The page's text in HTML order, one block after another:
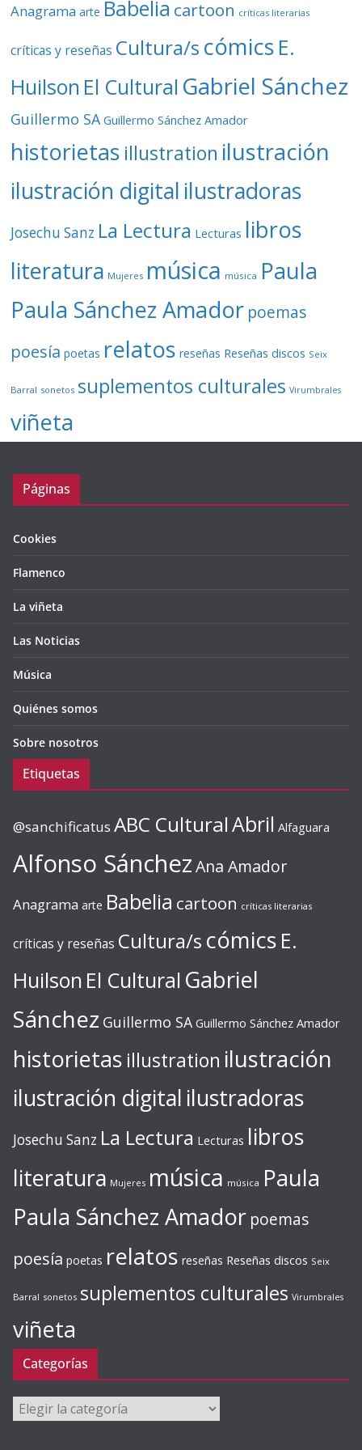
Anagrama arte Babelia cartoon críticas literarias
críticas y reseñas Cultura/s cómics E.
Huilson El Cultural Gabriel Sánchez
Guillermo SA Guillermo Sánchez Amador
historietas illustration ilustración
ilustración digital ilustradoras
Josechu Sanz La Lectura Lecturas libros
literatura Mujeres música música Paula
Paula Sánchez Amador poemas
poesía poetas relatos reseñas Reseñas discos Seix
Barral sonetos suplementos culturales Virumbrales
viñeta
Páginas
Cookies
Flamenco
La viñeta
Las Noticias
Música
Quiénes somos
Sobre nosotros
Etiquetas
@sanchificatus ABC CulturalAbril Alfaguara
Alfonso SánchezAna Amador
Anagrama arte Babelia cartoon críticas literarias
críticas y reseñas Cultura/s cómics E.
Huilson El Cultural Gabriel
Sánchez Guillermo SA Guillermo Sánchez Amador
historietas illustration ilustración
ilustración digital ilustradoras
Josechu Sanz La Lectura Lecturas libros
literatura Mujeres música música Paula
Paula Sánchez Amador poemas
poesía poetas relatos reseñas Reseñas discos Seix
Barral sonetos suplementos culturales Virumbrales
viñeta
Categorías
Categorías